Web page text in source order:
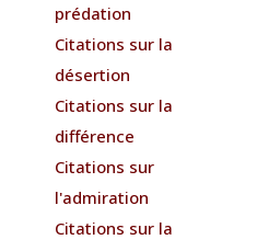
prédation
Citations sur la
désertion
Citations sur la
différence
Citations sur
l'admiration
Citations sur la